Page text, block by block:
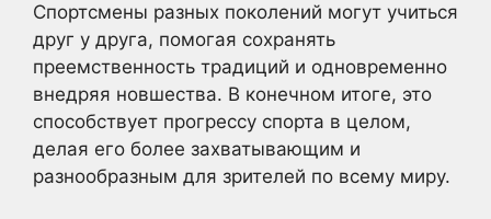
Спортсмены разных поколений могут учиться
друг у друга, помогая сохранять
преемственность традиций и одновременно
внедряя новшества. В конечном итоге, это
способствует прогрессу спорта в целом,
делая его более захватывающим и
разнообразным для зрителей по всему миру.